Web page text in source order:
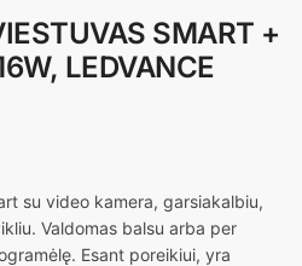
SMART +
LEDVANCE
su video kamera, garsiakalbiu,
Valdomas balsu arba per
Esant poreikiui, yra